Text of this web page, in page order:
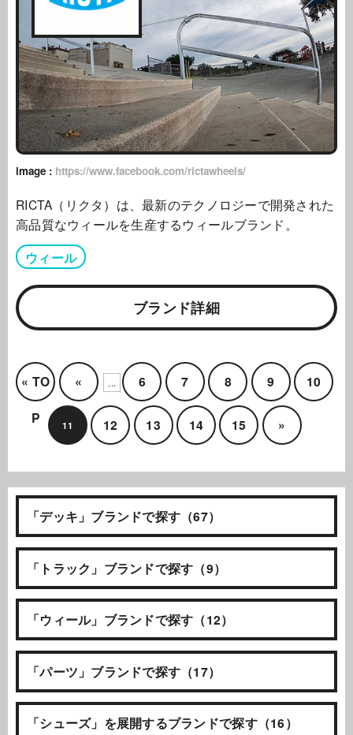
image : https://www.facebook.com/rictawheels/
RICTA（リクタ）は、最新のテクノロジーで開発された
高品質なウィールを生産するウィールブランド。
ウィール
ブランド詳細
« TO
P
« ... 6 7 8 9 10
11 12 13 14 15 »
「デッキ」ブランドで探す（67）
「トラック」ブランドで探す（9）
「ウィール」ブランドで探す（12）
「パーツ」ブランドで探す（17）
「シューズ」を展開するブランドで探す（16）